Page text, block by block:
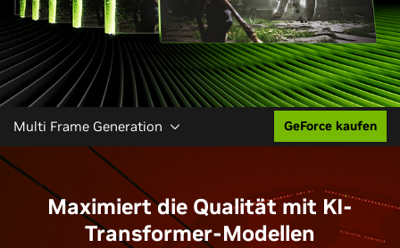
Multi Frame Generation GeForce kaufen
Maximiert die Qualität mit KI-
Transformer-Modellen